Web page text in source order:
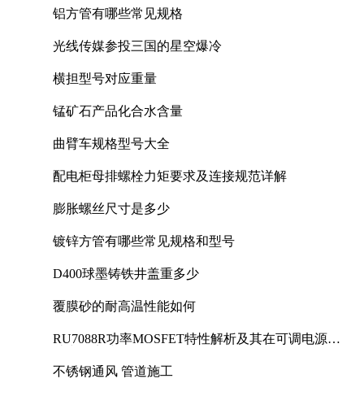
铝方管有哪些常见规格
光线传媒参投三国的星空爆冷
横担型号对应重量
锰矿石产品化合水含量
曲臂车规格型号大全
配电柜母排螺栓力矩要求及连接规范详解
膨胀螺丝尺寸是多少
镀锌方管有哪些常见规格和型号
D400球墨铸铁井盖重多少
覆膜砂的耐高温性能如何
RU7088R功率MOSFET特性解析及其在可调电源设
不锈钢通风 管道施工